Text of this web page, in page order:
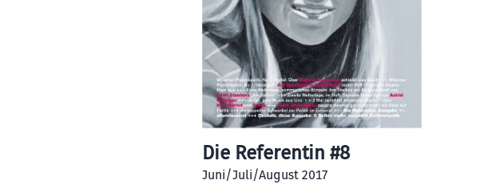
Die Referentin #8
Juni/Juli/August 2017